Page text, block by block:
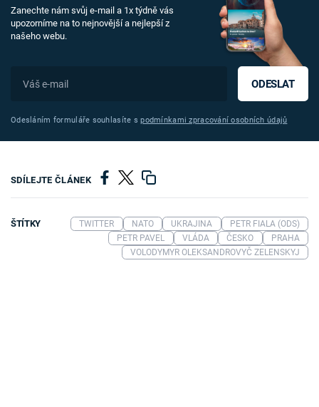
Zanechte nám svůj e-mail a 1x týdně vás
upozorníme na to nejnovější a nejlepší z
našeho webu.
ODESLAT
Odesláním formuláře souhlasíte spodmínkami zpracování osobních údajů
SDÍLEJTE ČLÁNEK
ŠTÍTKY TWITTER NATO UKRAJINA
PETR FIALA (ODS)
PETR PAVEL
VLÁDA ČESKO
PRAHA
VOLODYMYR OLEKSANDROVYČ ZELENSKYJ